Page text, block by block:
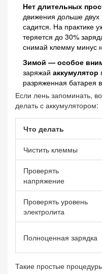
Нет длительных
движения дольше
садится. На практике
теряется до 30%
снимай клемму минус
Зимой — особое
заряжай аккумулятор
разряженная батарея
Если лень запоминать,
делать с аккумулятором:
Что делать
Чистить клеммы
Проверять
напряжение
Проверять уровень
электролита
Полноценная зарядка
Такие простые